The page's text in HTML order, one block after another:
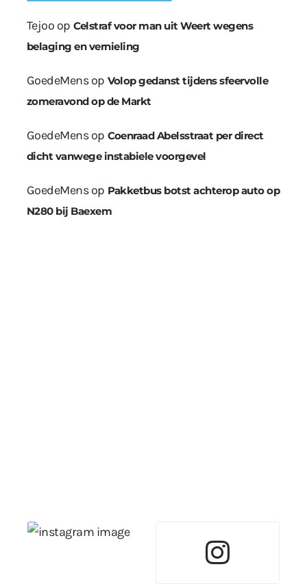
Tejoo op Celstraf voor man uit Weert wegens
belaging en vernieling
GoedeMensop Volop gedanst tijdens sfeervolle
zomeravond op de Markt
GoedeMensop Coenraad Abelsstraat per direct
dicht vanwege instabiele voorgevel
GoedeMensop Pakketbus botst achterop auto op
N280 bij Baexem